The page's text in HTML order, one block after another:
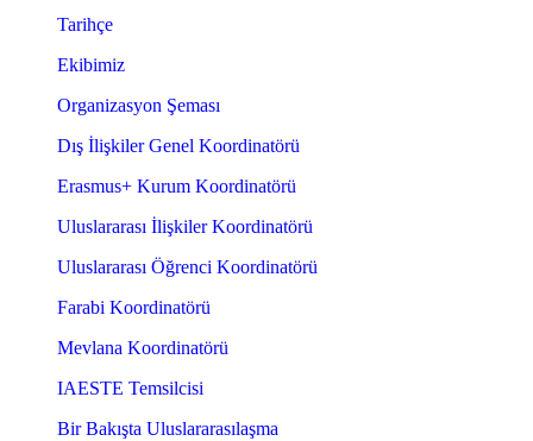
Tarihçe
Ekibimiz
Organizasyon Şeması
Dış İlişkiler Genel Koordinatörü
Erasmus+ Kurum Koordinatörü
Uluslararası İlişkiler Koordinatörü
Uluslararası Öğrenci Koordinatörü
Farabi Koordinatörü
Mevlana Koordinatörü
IAESTE Temsilcisi
Bir Bakışta Uluslararasılaşma